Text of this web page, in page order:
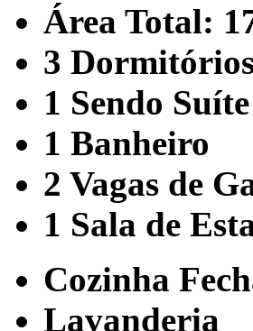
Área Total:
3
1 Sendo Suíte
1 Banheiro
2 Vagas de
1 Sala de
Cozinha
Lavanderia